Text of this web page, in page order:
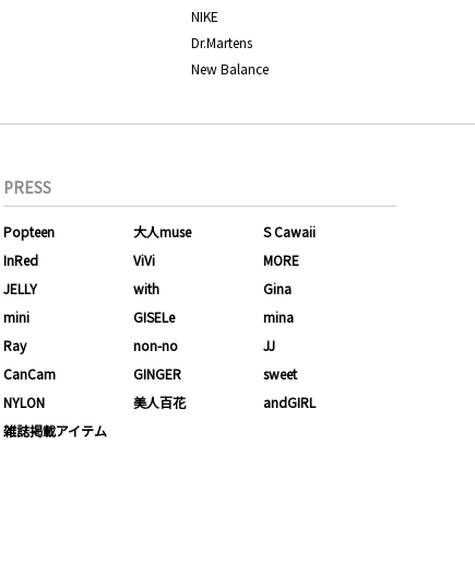
NIKE
Dr.Martens
New Balance
PRESS
Popteen 大人muse
S Cawaii
InRed
ViVi
MORE
JELLY
with
Gina
mini
GISELe
mina
Ray
non-no
JJ
CanCam
GINGER
sweet
NYLON
美人百花
andGIRL
雑誌掲載アイテム